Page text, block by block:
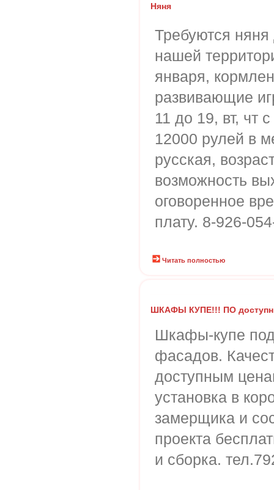
Няня
Требуются няня
нашей
января,
развивающие
11 до 19, вт, чт
12000 рулей в
русская,
возможность
оговоренное
плату. 8-926-
Читать полностью
ШКАФЫ КУПЕ!!! ПО
Шкафы-купе
фасадов.
доступным
установка в
замерщика и
проекта
и сборка.